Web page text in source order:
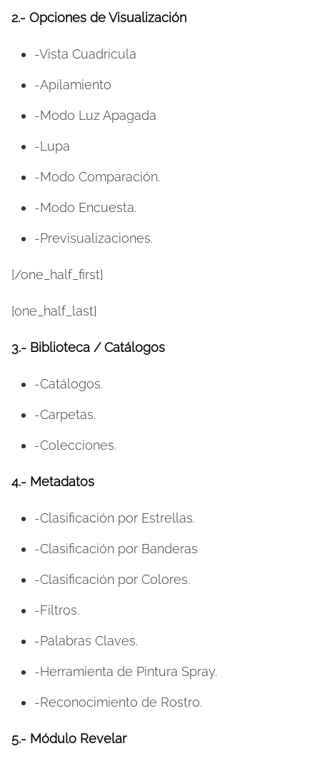
2.- Opciones de Visualización
-Vista Cuadricula
-Apilamiento
-Modo Luz Apagada
-Lupa
-Modo Comparación.
-Modo Encuesta.
-Previsualizaciones.
[/one_half_first]
[one_half_last]
3.- Biblioteca / Catálogos
-Catálogos.
-Carpetas.
-Colecciones.
4.- Metadatos
-Clasificación por Estrellas.
-Clasificación por Banderas
-Clasificación por Colores.
-Filtros.
-Palabras Claves.
-Herramienta de Pintura Spray.
-Reconocimiento de Rostro.
5.- Módulo Revelar